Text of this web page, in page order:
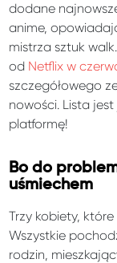
dodane
anime,
mistrza sztuk
od Netflix w
szczegółowego
nowości. Lista
platformę!
Bo do
uśmiechem
Trzy kobiety,
Wszystkie
rodzin,